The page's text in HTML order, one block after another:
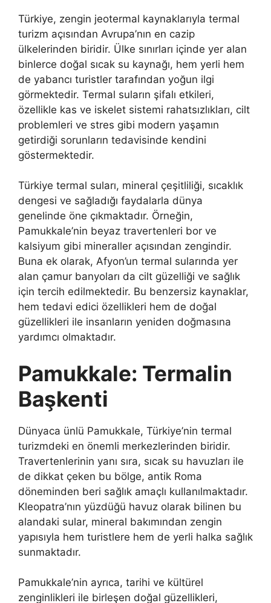
Türkiye, zengin jeotermal kaynaklarıyla termal
turizm açısından Avrupa’nın en cazip
ülkelerinden biridir. Ülke sınırları içinde yer alan
binlerce doğal sıcak su kaynağı, hem yerli hem
de yabancı turistler tarafından yoğun ilgi
görmektedir. Termal suların şifalı etkileri,
özellikle kas ve iskelet sistemi rahatsızlıkları, cilt
problemleri ve stres gibi modern yaşamın
getirdiği sorunların tedavisinde kendini
göstermektedir.
Türkiye termal suları, mineral çeşitliliği, sıcaklık
dengesi ve sağladığı faydalarla dünya
genelinde öne çıkmaktadır. Örneğin,
Pamukkale’nin beyaz travertenleri bor ve
kalsiyum gibi mineraller açısından zengindir.
Buna ek olarak, Afyon’un termal sularında yer
alan çamur banyoları da cilt güzelliği ve sağlık
için tercih edilmektedir. Bu benzersiz kaynaklar,
hem tedavi edici özellikleri hem de doğal
güzellikleri ile insanların yeniden doğmasına
yardımcı olmaktadır.
Pamukkale: Termalin
Başkenti
Dünyaca ünlü Pamukkale, Türkiye’nin termal
turizmdeki en önemli merkezlerinden biridir.
Travertenlerinin yanı sıra, sıcak su havuzları ile
de dikkat çeken bu bölge, antik Roma
döneminden beri sağlık amaçlı kullanılmaktadır.
Kleopatra’nın yüzdüğü havuz olarak bilinen bu
alandaki sular, mineral bakımından zengin
yapısıyla hem turistlere hem de yerli halka sağlık
sunmaktadır.
Pamukkale’nin ayrıca, tarihi ve kültürel
zenginlikleri ile birleşen doğal güzellikleri,